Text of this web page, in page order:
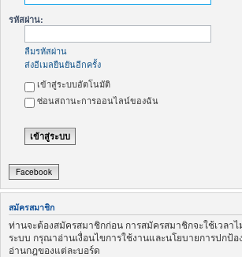
รหัสผ่าน:
ลืมรหัสผ่าน
ส่งอีเมลยืนยันอีกครั้ง
เข้าสู่ระบบอัตโนมัติ
ซ่อนสถานะการออนไลน์ของฉัน
Facebook
สมัครสมาชิก
ท่านจะต้องสมัครสมาชิกก่อน การสมัครสมาชิกจะใช้เวลา
ระบบ กรุณาอ่านเงื่อนไขการใช้งานและนโยบายการปกป้
อ่านกฎของแต่ละบอร์ด